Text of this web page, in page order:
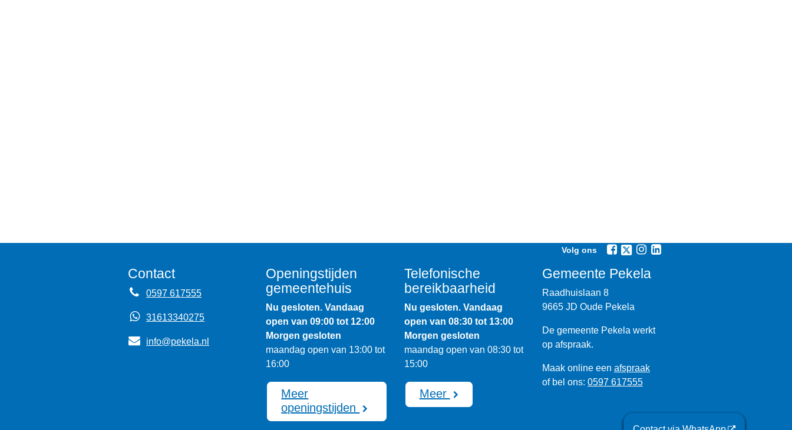
Volg ons
Contact
0597 617555
31613340275
info@pekela.nl
Openingstijden
gemeentehuis
Nu gesloten. Vandaag
open van 09:00 tot 12:00
Morgen gesloten
maandag open van 13:00 tot
16:00
Meer
openingstijden
Telefonische
bereikbaarheid
Nu gesloten. Vandaag
open van 08:30 tot 13:00
Morgen gesloten
maandag open van 08:30 tot
15:00
Meer
Gemeente Pekela
Raadhuislaan 8
9665 JD Oude Pekela
De gemeente Pekela werkt
op afspraak.
Maak online een afspraak
of bel ons: 0597 617555